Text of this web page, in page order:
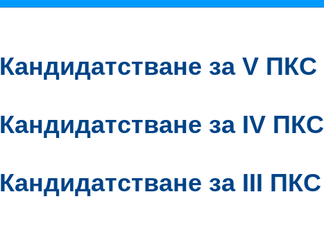
Кандидатстване за V ПКС
Кандидатстване за IV ПКС
Кандидатстване за III ПКС